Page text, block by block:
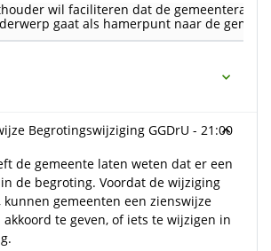
wil faciliteren dat de
gaat als hamerpunt naar de
Begrotingswijziging GGDrU - 21:00
de gemeente laten weten dat er een
de begroting. Voordat de wijziging
gemeenten een zienswijze
akkoord te geven, of iets te wijzigen in